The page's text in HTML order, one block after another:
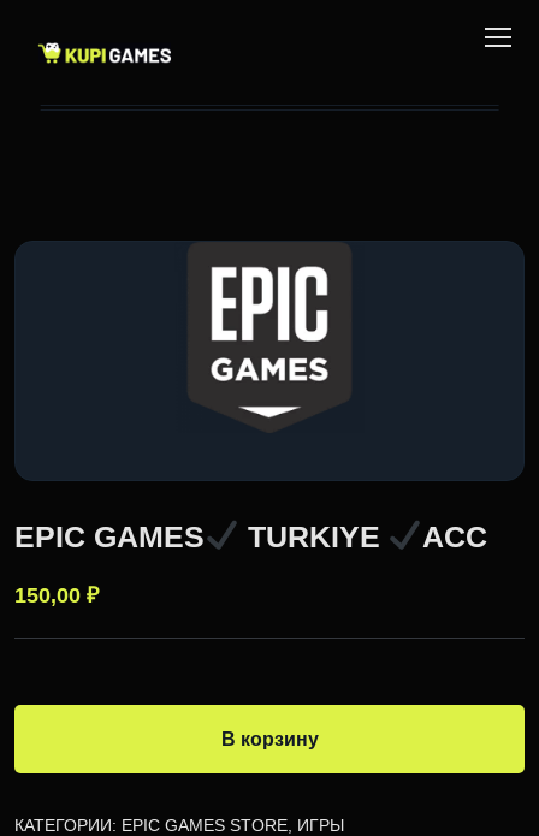
EPIC GAMES TURKIYE ACC
150,00 ₽
В корзину
КАТЕГОРИИ: EPIC GAMES STORE ИГРЫ